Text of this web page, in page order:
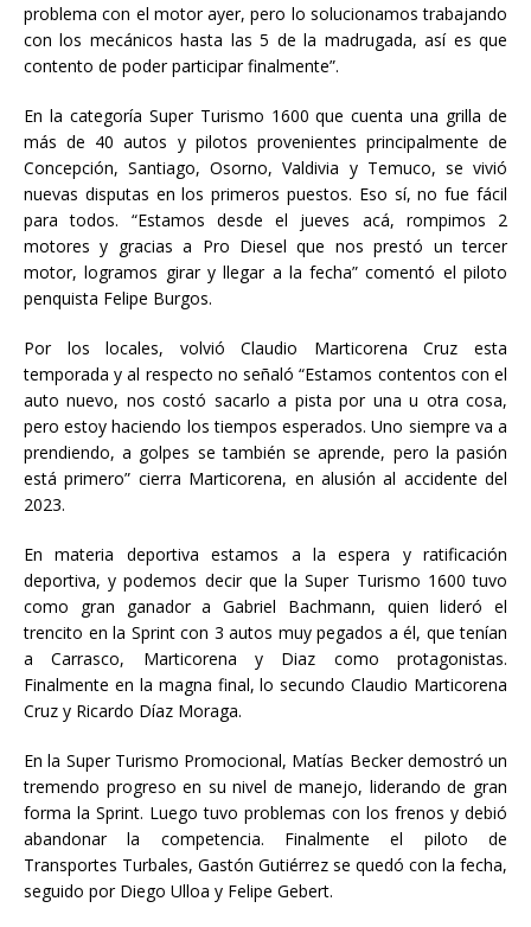
problema con el motor ayer, pero lo solucionamos trabajando
con los mecánicos hasta las 5 de la madrugada, así es que
contento de poder participar finalmente”.
En la categoría Super Turismo 1600 que cuenta una grilla de
más de 40 autos y pilotos provenientes principalmente de
Concepción, Santiago, Osorno, Valdivia y Temuco, se vivió
nuevas disputas en los primeros puestos. Eso sí, no fue fácil
para todos. “Estamos desde el jueves acá, rompimos 2
motores y gracias a Pro Diesel que nos prestó un tercer
motor, logramos girar y llegar a la fecha” comentó el piloto
penquista Felipe Burgos.
Por los locales, volvió Claudio Marticorena Cruz esta
temporada y al respecto no señaló “Estamos contentos con el
auto nuevo, nos costó sacarlo a pista por una u otra cosa,
pero estoy haciendo los tiempos esperados. Uno siempre va a
prendiendo, a golpes se también se aprende, pero la pasión
está primero” cierra Marticorena, en alusión al accidente del
2023.
En materia deportiva estamos a la espera y ratificación
deportiva, y podemos decir que la Super Turismo 1600 tuvo
como gran ganador a Gabriel Bachmann, quien lideró el
trencito en la Sprint con 3 autos muy pegados a él, que tenían
a Carrasco, Marticorena y Diaz como protagonistas.
Finalmente en la magna final, lo secundo Claudio Marticorena
Cruz y Ricardo Díaz Moraga.
En la Super Turismo Promocional, Matías Becker demostró un
tremendo progreso en su nivel de manejo, liderando de gran
forma la Sprint. Luego tuvo problemas con los frenos y debió
abandonar la competencia. Finalmente el piloto de
Transportes Turbales, Gastón Gutiérrez se quedó con la fecha,
seguido por Diego Ulloa y Felipe Gebert.